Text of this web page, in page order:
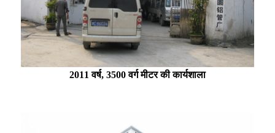
2011 वर्ष, 3500 वर्ग मीटर की कार्यशाला